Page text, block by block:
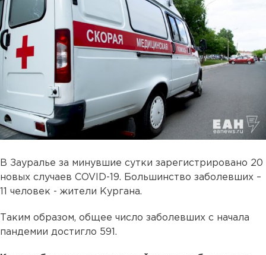
В Зауралье за минувшие сутки зарегистрировано 20
новых случаев COVID-19. Большинство заболевших –
11 человек - жители Кургана.
Таким образом, общее число заболевших с начала
пандемии достигло 591.